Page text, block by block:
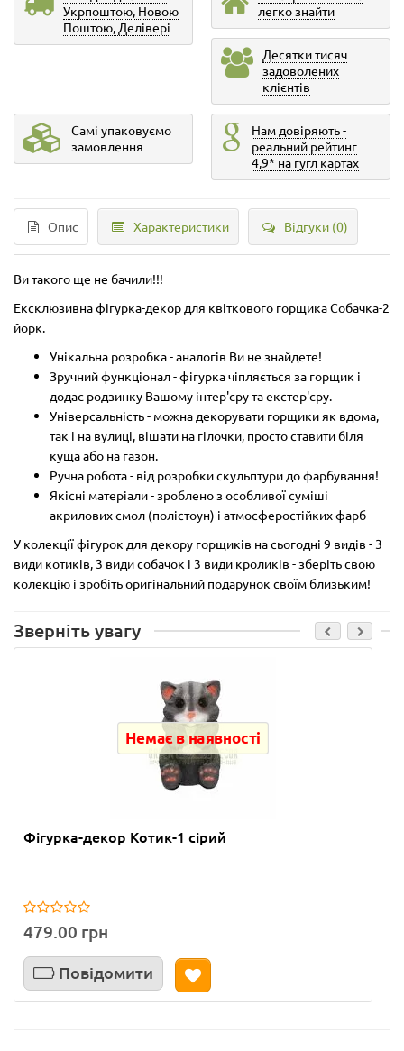
Укрпоштою, Новою
Поштою, Делівері
легко знайти
Десятки тисяч
задоволених
клієнтів
Самі упаковуємо
замовлення
Нам довіряють -
реальний рейтинг
4,9* на гугл картах
Опис Характеристики Відгуки (0)
Ви такого ще не бачили!!!
Ексклюзивна фігурка-декор для квіткового горщика Собачка-2
йорк.
Унікальна розробка - аналогів Ви не знайдете!
Зручний функціонал - фігурка чіпляється за горщик і
додає родзинку Вашому інтер'єру та екстер'єру.
Універсальність - можна декорувати горщики як вдома,
так і на вулиці, вішати на гілочки, просто ставити біля
куща або на газон.
Ручна робота - від розробки скульптури до фарбування!
Якісні матеріали - зроблено з особливої суміші
акрилових смол (полістоун) і атмосферостійких фарб
У колекції фігурок для декору горщиків на сьогодні 9 видів - 3
види котиків, 3 види собачок і 3 види кроликів - зберіть свою
колекцію і зробіть оригінальний подарунок своїм близьким!
Зверніть увагу
Немає в наявності
Фігурка-декор Котик-1 сірий
479.00 грн
Повідомити